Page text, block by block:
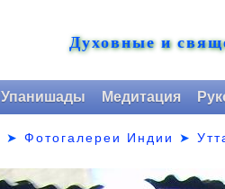
Духовные и
Упанишады Медитация
➤Фотогалереи Индии ➤